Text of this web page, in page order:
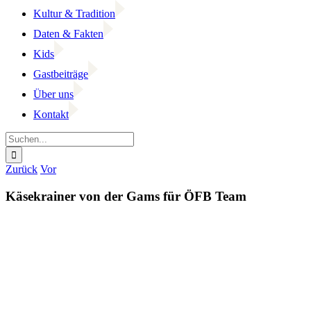
Kultur & Tradition
Daten & Fakten
Kids
Gastbeiträge
Über uns
Kontakt
Suche
nach:
Facebook
YouTube
Instagram
Zurück Vor
Käsekrainer von der Gams für ÖFB Team